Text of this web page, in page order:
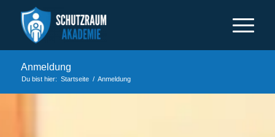
Anmeldung
Du bist hier: Startseite / Anmeldung